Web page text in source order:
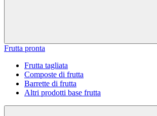
Frutta pronta
Frutta tagliata
Composte di frutta
Barrette di frutta
Altri prodotti base frutta